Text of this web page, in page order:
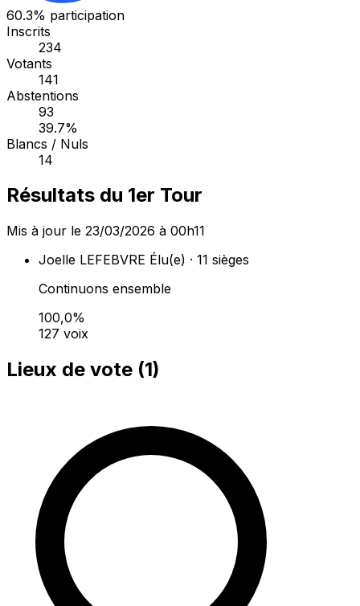
60.3% participation
Inscrits
234
Votants
141
Abstentions
93
39.7%
Blancs / Nuls
14
Résultats du 1er Tour
Mis à jour le 23/03/2026 à 00h11
Joelle LEFEBVRE Élu(e) · 11 sièges
Continuons ensemble
100,0%
127 voix
Lieux de vote (1)